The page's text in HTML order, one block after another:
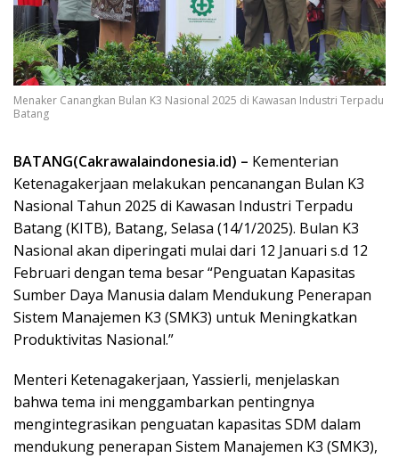
Menaker Canangkan Bulan K3 Nasional 2025 di Kawasan Industri Terpadu
Batang
BATANG(Cakrawalaindonesia.id) – Kementerian
Ketenagakerjaan melakukan pencanangan Bulan K3
Nasional Tahun 2025 di Kawasan Industri Terpadu
Batang (KITB), Batang, Selasa (14/1/2025). Bulan K3
Nasional akan diperingati mulai dari 12 Januari s.d 12
Februari dengan tema besar “Penguatan Kapasitas
Sumber Daya Manusia dalam Mendukung Penerapan
Sistem Manajemen K3 (SMK3) untuk Meningkatkan
Produktivitas Nasional.”
Menteri Ketenagakerjaan, Yassierli, menjelaskan
bahwa tema ini menggambarkan pentingnya
mengintegrasikan penguatan kapasitas SDM dalam
mendukung penerapan Sistem Manajemen K3 (SMK3),